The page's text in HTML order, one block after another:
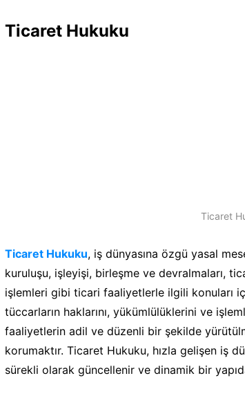
Ticaret Hukuku
Ticaret
Ticaret Hukuku, iş dünyasına özgü yasal
kuruluşu, işleyişi, birleşme ve devralmaları,
işlemleri gibi ticari faaliyetlerle ilgili konuları
tüccarların haklarını, yükümlülüklerini ve
faaliyetlerin adil ve düzenli bir şekilde
korumaktır. Ticaret Hukuku, hızla gelişen iş
sürekli olarak güncellenir ve dinamik bir